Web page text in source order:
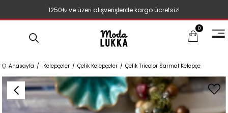
1250₺ ve üzeri alışverişlerde kargo ücretsiz!
0
Anasayfa Kelepçeler Çelik Kelepçeler Çelik Tricolor Sarmal Kelepçe